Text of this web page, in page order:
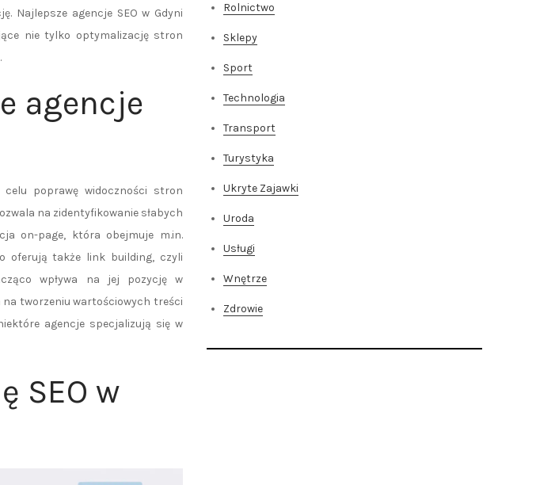
Najlepsze agencje SEO w Gdyni
nie tylko optymalizację stron
agencje
poprawę widoczności stron
na zidentyfikowanie słabych
on-page, która obejmuje m.in.
oferują także link building, czyli
wpływa na jej pozycję w
tworzeniu wartościowych treści
agencje specjalizują się w
SEO w
Rolnictwo
Sklepy
Sport
Technologia
Transport
Turystyka
Ukryte Zajawki
Uroda
Usługi
Wnętrze
Zdrowie